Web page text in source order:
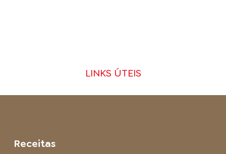
LINKS ÚTEIS
Receitas